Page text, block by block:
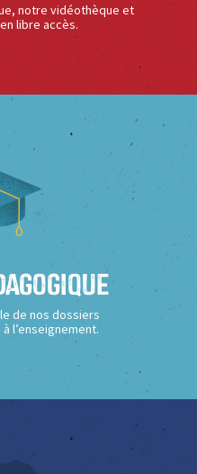
notre vidéothèque et
libre accès.
de nos dossiers
l’enseignement.